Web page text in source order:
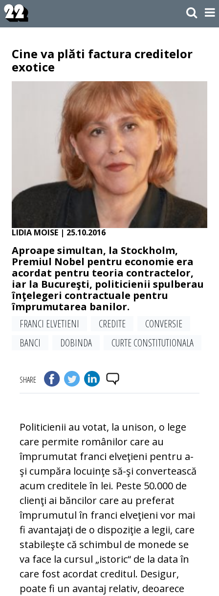
Cine va plăti factura creditelor
exotice
LIDIA MOISE | 25.10.2016
Aproape simultan, la Stockholm,
Premiul Nobel pentru economie era
acordat pentru teoria contractelor,
iar la Bucureşti, politicienii spulberau
înţelegeri contractuale pentru
împrumutarea banilor.
FRANCI ELVETIENI
CREDITE
CONVERSIE
BANCI
DOBINDA CURTE CONSTITUTIONALA
SHARE
Politicienii au votat, la unison, o lege
care permite românilor care au
împrumutat franci elveţieni pentru a-
şi cumpăra lo­cu­inţe să-şi convertească
acum creditele în lei. Peste 50.000 de
clienţi ai băncilor care au preferat
împrumutul în franci el­veţieni vor mai
fi avantajaţi de o dispoziţie a legii, care
stabileşte că schimbul de monede se
va face la cursul „istoric“ de la data în
care fost acordat creditul. De­si­gur,
poate fi un avantaj re­lativ, deoarece